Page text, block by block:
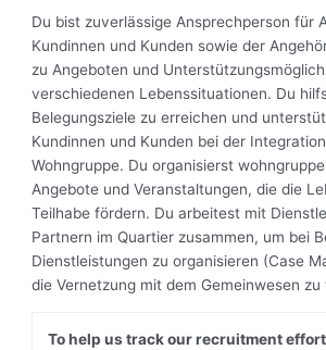
Du bist zuverlässige Ansprechperson für
Kundinnen und Kunden sowie der
zu Angeboten und
verschiedenen Lebenssituationen. Du
Belegungsziele zu erreichen und
Kundinnen und Kunden bei der
Wohngruppe. Du organisierst
Angebote und Veranstaltungen, die die
Teilhabe fördern. Du arbeitest mit
Partnern im Quartier zusammen, um bei
Dienstleistungen zu organisieren (Case
die Vernetzung mit dem Gemeinwesen zu
To help us track our recruitment